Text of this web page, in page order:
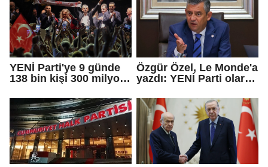
YENİ Parti'ye 9 günde
138 bin kişi 300 milyon
Özgür Özel, Le Monde'a
yazdı: YENİ Parti olarak
öneriyoruz